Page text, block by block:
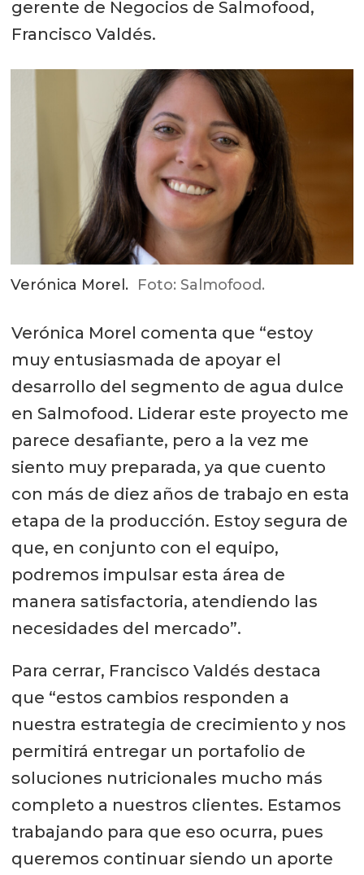
gerente de Negocios de Salmofood,
Francisco Valdés.
Verónica Morel. Foto: Salmofood.
Verónica Morel comenta que “estoy
muy entusiasmada de apoyar el
desarrollo del segmento de agua dulce
en Salmofood. Liderar este proyecto me
parece desafiante, pero a la vez me
siento muy preparada, ya que cuento
con más de diez años de trabajo en esta
etapa de la producción. Estoy segura de
que, en conjunto con el equipo,
podremos impulsar esta área de
manera satisfactoria, atendiendo las
necesidades del mercado”.
Para cerrar, Francisco Valdés destaca
que “estos cambios responden a
nuestra estrategia de crecimiento y nos
permitirá entregar un portafolio de
soluciones nutricionales mucho más
completo a nuestros clientes. Estamos
trabajando para que eso ocurra, pues
queremos continuar siendo un aporte